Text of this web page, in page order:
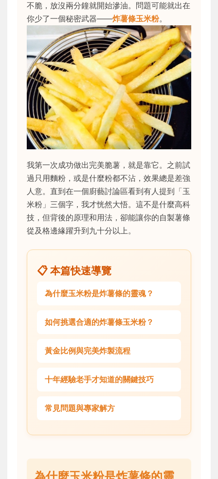
不脆，放沒兩分鐘就開始滲油。問題可能就出在
你少了一個秘密武器——炸薯條玉米粉。
我第一次成功做出完美脆薯，就是靠它。之前試
過只用麵粉，或是什麼粉都不沾，效果總是差強
人意。直到在一個廚藝討論區看到有人提到「玉
米粉」三個字，我才恍然大悟。這不是什麼高科
技，但背後的原理和用法，卻能讓你的自製薯條
從及格邊緣躍升到九十分以上。
📋 本篇快速導覽
為什麼玉米粉是炸薯條的靈魂？
如何挑選合適的炸薯條玉米粉？
黃金比例與完美炸製流程
十年經驗老手才知道的關鍵技巧
常見問題與專家解方